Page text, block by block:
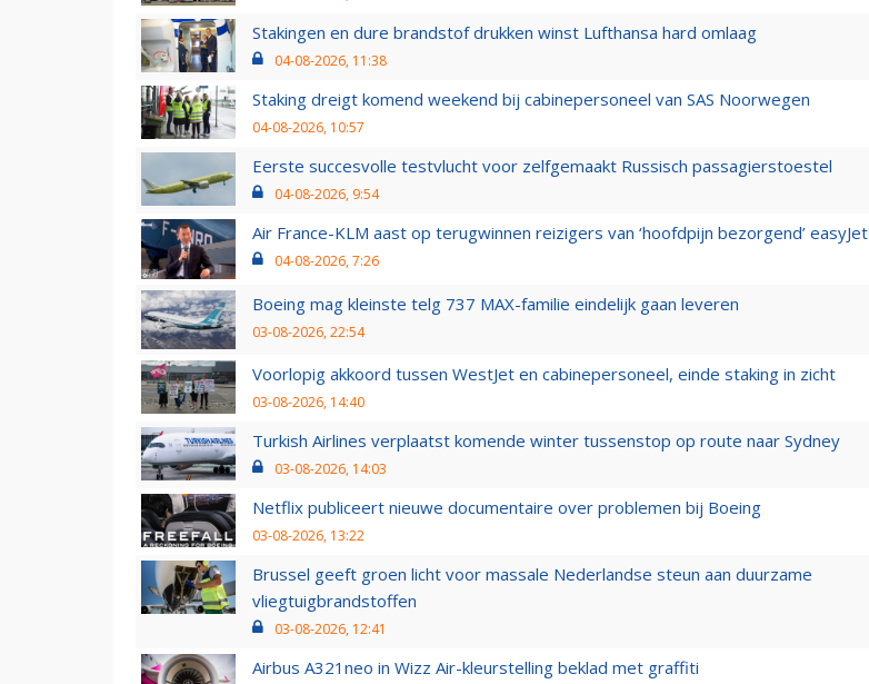
Stakingen en dure brandstof drukken winst Lufthansa hard omlaag
04-08-2026, 11:38
Staking dreigt komend weekend bij cabinepersoneel van SAS Noorwegen
04-08-2026, 10:57
Eerste succesvolle testvlucht voor zelfgemaakt Russisch passagierstoestel
04-08-2026, 9:54
Air France-KLM aast op terugwinnen reizigers van ‘hoofdpijn bezorgend’ easyJet
04-08-2026, 7:26
Boeing mag kleinste telg 737 MAX-familie eindelijk gaan leveren
03-08-2026, 22:54
Voorlopig akkoord tussen WestJet en cabinepersoneel, einde staking in zicht
03-08-2026, 14:40
Turkish Airlines verplaatst komende winter tussenstop op route naar Sydney
03-08-2026, 14:03
Netflix publiceert nieuwe documentaire over problemen bij Boeing
03-08-2026, 13:22
Brussel geeft groen licht voor massale Nederlandse steun aan duurzame
vliegtuigbrandstoffen
03-08-2026, 12:41
Airbus A321neo in Wizz Air-kleurstelling beklad met graffiti